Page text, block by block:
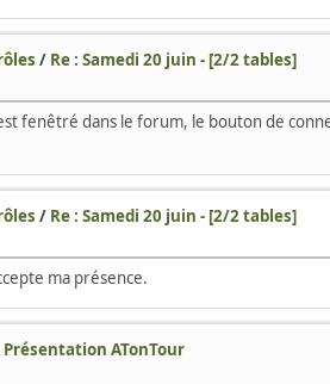
/ Re : Samedi 20 juin - [2/2 tables]
fenêtré dans le forum, le bouton de
/ Re : Samedi 20 juin - [2/2 tables]
ma présence.
Présentation ATonTour